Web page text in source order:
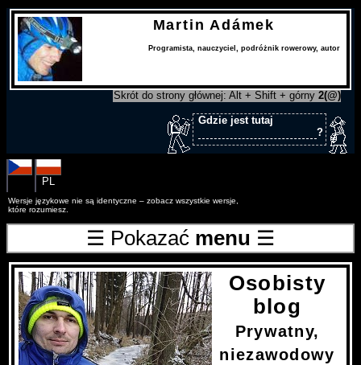
Martin Adámek
Programista, nauczyciel podróżnik rowerowy, autor
Skrót do strony głównej: Alt + Shift + górny 2(@)
Gdzie jest tutaj
?
PL
Wersje językowe nie są identyczne – zobacz wszystkie wersje,
które rozumiesz.
☰ Pokazać menu ☰
Osobisty
blog
Prywatny,
niezawodowy